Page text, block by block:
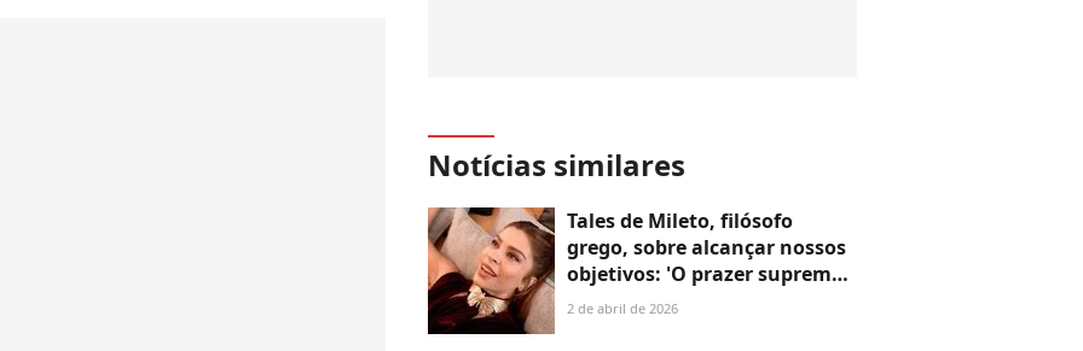
Notícias similares
Tales de Mileto, filósofo
grego, sobre alcançar nossos
objetivos: 'O prazer supremo
é obter o que se deseja'
2 de abril de 2026